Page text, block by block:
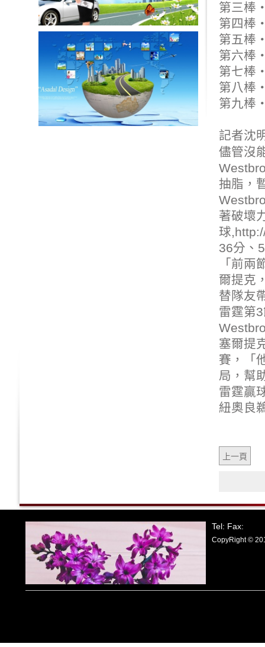
第三棒
第四棒
第五棒
第六棒
第七棒
第八棒
第九棒
記者沈
儘管沒
抽脂 ，
著破壞
球,
36分、
「前
爾提克
替隊友
雷霆第
塞爾提
賽，「
局，幫
雷霆贏
紐奧良
上一頁
Tel: Fax:
CopyRight ©